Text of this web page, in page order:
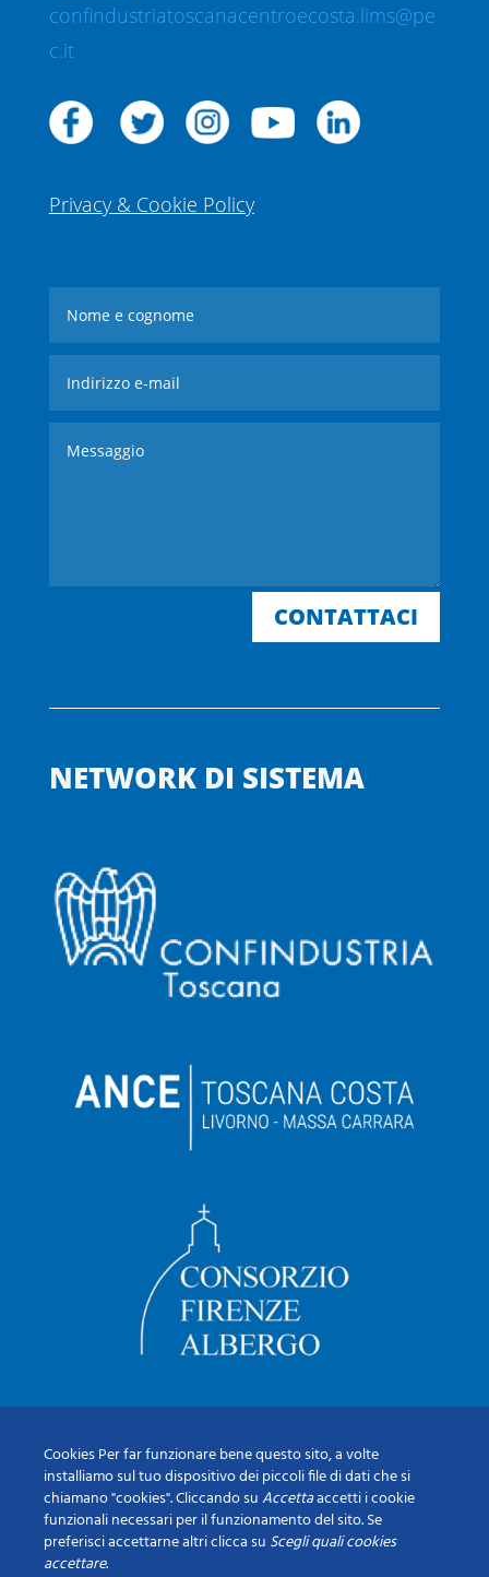
confindustriatoscanacentroecosta.lims@pe
c.it
Privacy & Cookie Policy
CONTATTACI
NETWORK DI SISTEMA
Cookies Per far funzionare bene questo sito, a volte
installiamo sul tuo dispositivo dei piccoli file di dati che si
chiamano "cookies". Cliccando suAccettaaccetti i cookie
funzionali necessari per il funzionamento del sito. Se
preferisci accettarne altri clicca su Scegli quali cookies
accettare.